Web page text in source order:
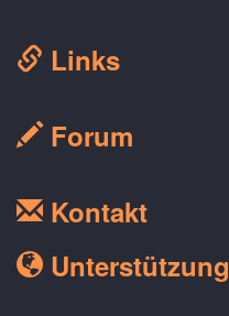
Links
Forum
Kontakt
Unterstützung